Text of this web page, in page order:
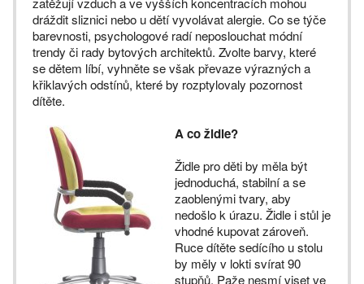
dráždit sliznici nebo u dětí vyvolávat alergie. Co se týče
barevnosti, psychologové radí neposlouchat módní
trendy či rady bytových architektů. Zvolte barvy, které
se dětem líbí, vyhněte se však převaze výrazných a
křiklavých odstínů, které by rozptylovaly pozornost
dítěte.
A co židle?
Židle pro děti by měla být
jednoduchá, stabilní a se
zaoblenými tvary, aby
nedošlo k úrazu. Židle i stůl je
vhodné kupovat zároveň.
Ruce dítěte sedícího u stolu
by měly v lokti svírat 90
stupňů. Paže nesmí viset ve